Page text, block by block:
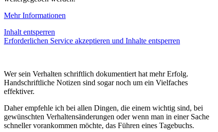
Mehr Informationen
Inhalt entsperren
Erforderlichen Service akzeptieren und Inhalte entsperren
Wer sein Verhalten schriftlich dokumentiert hat mehr Erfolg.
Handschriftliche Notizen sind sogar noch um ein Vielfaches
effektiver.
Daher empfehle ich bei allen Dingen, die einem wichtig sind, bei
gewünschten Verhaltensänderungen oder wenn man in einer Sache
schneller vorankommen möchte, das Führen eines Tagebuchs.